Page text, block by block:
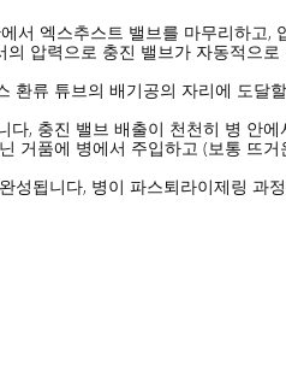
서 엑스추스트 밸브를 마무리하고,
압력으로 충진 밸브가 자동적으
류 튜브의 배기공의 자리에 도
, 충진 밸브 배출이 천천히 병 안
거품에 병에서 주입하고 (보통 뜨
성됩니다, 병이 파스퇴라이제링 과